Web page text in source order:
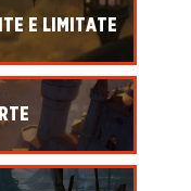
E LIMITATE